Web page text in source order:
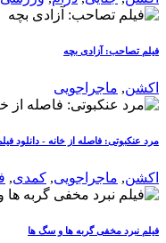
فیلم تصاحب: آزادی بچه
اکشن, ماجراجویی
مرد عنکبوتی: فاصله از خانه - دانلود
اکشن, ماجراجویی, کمدی,
فیلم نبرد مخفی گربه ها و سگ ها